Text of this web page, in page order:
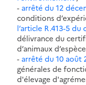
- arrêté du 12
conditions
l’article R.413-5
délivrance du
d’animaux
- arrêté du 10 août
générales de
d'élevage